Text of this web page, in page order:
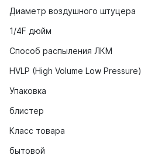
Диаметр воздушного штуцера
1/4F дюйм
Способ распыления ЛКМ
HVLP (High Volume Low Pressure)
Упаковка
блистер
Класс товара
бытовой